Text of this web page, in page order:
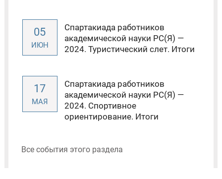
05
ИЮН
Спартакиада работников
академической науки РС(Я) —
2024. Туристический слет. Итоги
17
МАЯ
Спартакиада работников
академической науки РС(Я) —
2024. Спортивное
ориентирование. Итоги
Все события этого раздела